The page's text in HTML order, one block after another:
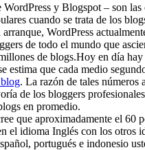
WordPress y Blogspot – son las
cuando se trata de los
arranque, WordPress
de todo el mundo que
de blogs.Hoy en día hay
estima que cada medio
. La razón de tales números
de los bloggers
en promedio.
que aproximadamente el 60
el idioma Inglés con los otros
portugués e indonesio